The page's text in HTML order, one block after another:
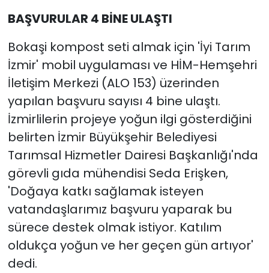
BAŞVURULAR 4 BİNE ULAŞTI
Bokaşi kompost seti almak için 'İyi Tarım
İzmir' mobil uygulaması ve HİM-Hemşehri
İletişim Merkezi (ALO 153) üzerinden
yapılan başvuru sayısı 4 bine ulaştı.
İzmirlilerin projeye yoğun ilgi gösterdiğini
belirten İzmir Büyükşehir Belediyesi
Tarımsal Hizmetler Dairesi Başkanlığı'nda
görevli gıda mühendisi Seda Erişken,
'Doğaya katkı sağlamak isteyen
vatandaşlarımız başvuru yaparak bu
sürece destek olmak istiyor. Katılım
oldukça yoğun ve her geçen gün artıyor'
dedi.